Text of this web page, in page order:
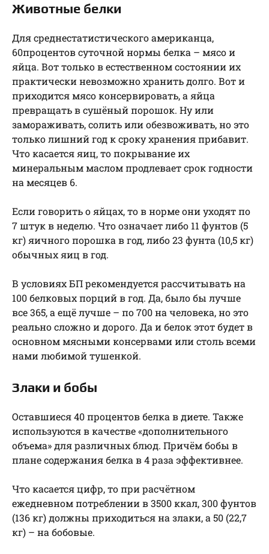
Животные белки
Для среднестатистического американца,
60процентов суточной нормы белка – мясо и
яйца. Вот только в естественном состоянии их
практически невозможно хранить долго. Вот и
приходится мясо консервировать, а яйца
превращать в сушёный порошок. Ну или
замораживать, солить или обезвоживать, но это
только лишний год к сроку хранения прибавит.
Что касается яиц, то покрывание их
минеральным маслом продлевает срок годности
на месяцев 6.
Если говорить о яйцах, то в норме они уходят по
7 штук в неделю. Что означает либо 11 фунтов (5
кг) яичного порошка в год, либо 23 фунта (10,5 кг)
обычных яиц в год.
В условиях БП рекомендуется рассчитывать на
100 белковых порций в год. Да, было бы лучше
все 365, а ещё лучше – по 700 на человека, но это
реально сложно и дорого. Да и белок этот будет в
основном мясными консервами или столь всеми
нами любимой тушенкой.
Злаки и бобы
Оставшиеся 40 процентов белка в диете. Также
используются в качестве «дополнительного
объема» для различных блюд. Причём бобы в
плане содержания белка в 4 раза эффективнее.
Что касается цифр, то при расчётном
ежедневном потреблении в 3500 ккал, 300 фунтов
(136 кг) должны приходиться на злаки, а 50 (22,7
кг) – на бобовые.